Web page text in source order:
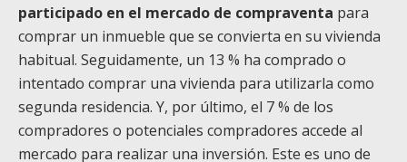
participado en el mercado de compraventa para
comprar un inmueble que se convierta en su vivienda
habitual. Seguidamente, un 13 % ha comprado o
intentado comprar una vivienda para utilizarla como
segunda residencia. Y, por último, el 7 % de los
compradores o potenciales compradores accede al
mercado para realizar una inversión. Este es uno de